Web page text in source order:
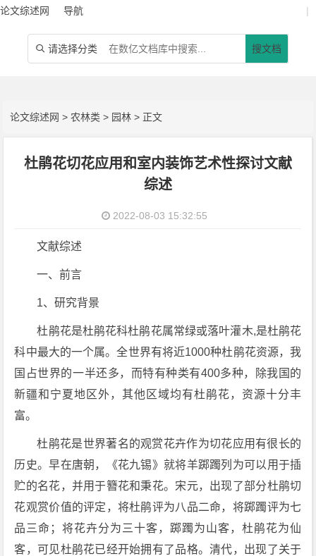
论文综述网 导航 |
 请选择分类 搜文档
论文综述网 >农林类 > 园林 > 正文
杜鹃花切花应用和室内装饰艺术性探讨文献
综述
2022-08-03 15:32:55
文献综述
一、前言
1、研究背景
杜鹃花是杜鹃花科杜鹃花属常绿或落叶灌木,是杜鹃花
科中最大的一个属。全世界有将近1000种杜鹃花资源，我
国占世界的一半还多，而特有种类有400多种，除我国的
新疆和宁夏地区外，其他区域均有杜鹃花，资源十分丰
富。
杜鹃花是世界著名的观赏花卉作为切花应用有很长的
历史。早在唐朝，《花九锡》就将羊踯躅列为可以用于插
贮的名花，并用于簪花和秉花。宋元，出现了部分杜鹃切
花观赏价值的评定，将杜鹃评为八品二命，将踯躅评为七
品三命；将花卉分为三十客，踯躅为山客，杜鹃花为仙
客，可见杜鹃花已经开始拥有了品格。清代，出现了关于